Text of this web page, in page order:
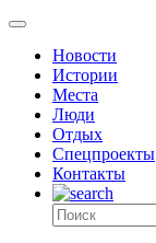
Новости
Истории
Места
Люди
Отдых
Спецпроекты
Контакты